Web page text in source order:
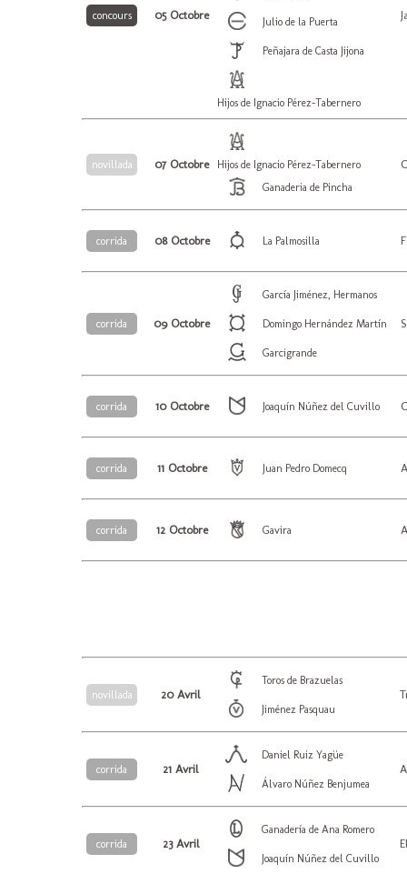
concours 05 Octobre Julio de la Puerta
Peñajara de Casta Jijona
Hijos de Ignacio Pérez-Tabernero
novillada 07 Octobre
Hijos de Ignacio Pérez-Tabernero
Ganaderia de Pincha
corrida 08 Octobre La Palmosilla
corrida 09 Octobre
García Jiménez, Hermanos
Domingo Hernández Martín
Garcigrande
corrida 10 Octobre Joaquín Núñez del Cuvillo
corrida 11 Octobre Juan Pedro Domecq
corrida 12 Octobre Gavira
novillada 20 Avril
Toros de Brazuelas
Jiménez Pasquau
corrida 21 Avril
Daniel Ruiz Yagüe
Álvaro Núñez Benjumea
corrida 23 Avril
Ganadería de Ana Romero
Joaquín Núñez del Cuvillo